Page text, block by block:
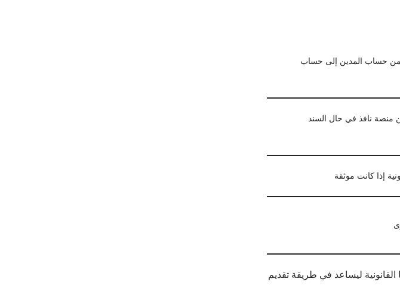
حساب المدين إلى حساب
منصة نافذ في حال السند
إذا كانت موثقة
ليساعد في طريقة تقديم